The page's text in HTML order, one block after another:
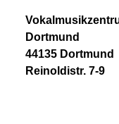
Dortmund
44135 Dortmund
Reinoldistr. 7-9